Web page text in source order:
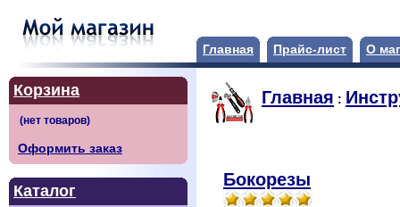
Главная Прайс-лист О
Корзина
Оформить заказ
Каталог
Главная :
Бокорезы